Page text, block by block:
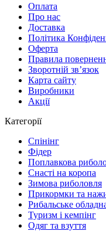
Оплата
Про нас
Доставка
Політика
Оферта
Правила
Зворотній зв’язок
Карта сайту
Виробники
Акції
Категорії
Спінінг
Фідер
Поплавкова
Снасті на коропа
Зимова риболовля
Прикормки та
Рибальське
Туризм і кемпінг
Одяг та взуття